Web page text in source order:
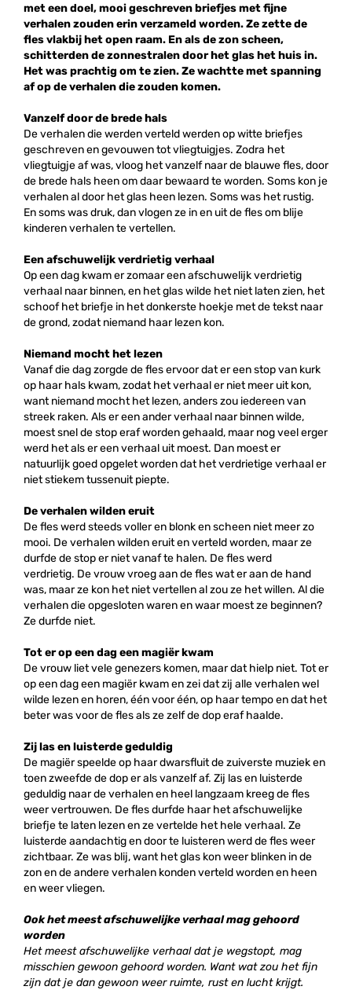
met een doel, mooi geschreven briefjes met fijne
verhalen zouden erin verzameld worden. Ze zette de
fles vlakbij het open raam. En als de zon scheen,
schitterden de zonnestralen door het glas het huis in.
Het was prachtig om te zien. Ze wachtte met spanning
af op de verhalen die zouden komen.
Vanzelf door de brede hals
De verhalen die werden verteld werden op witte briefjes
geschreven en gevouwen tot vliegtuigjes. Zodra het
vliegtuigje af was, vloog het vanzelf naar de blauwe fles, door
de brede hals heen om daar bewaard te worden. Soms kon je
verhalen al door het glas heen lezen. Soms was het rustig.
En soms was druk, dan vlogen ze in en uit de fles om blije
kinderen verhalen te vertellen.
Een afschuwelijk verdrietig verhaal
Op een dag kwam er zomaar een afschuwelijk verdrietig
verhaal naar binnen, en het glas wilde het niet laten zien, het
schoof het briefje in het donkerste hoekje met de tekst naar
de grond, zodat niemand haar lezen kon.
Niemand mocht het lezen
Vanaf die dag zorgde de fles ervoor dat er een stop van kurk
op haar hals kwam, zodat het verhaal er niet meer uit kon,
want niemand mocht het lezen, anders zou iedereen van
streek raken. Als er een ander verhaal naar binnen wilde,
moest snel de stop eraf worden gehaald, maar nog veel erger
werd het als er een verhaal uit moest. Dan moest er
natuurlijk goed opgelet worden dat het verdrietige verhaal er
niet stiekem tussenuit piepte.
De verhalen wilden eruit
De fles werd steeds voller en blonk en scheen niet meer zo
mooi. De verhalen wilden eruit en verteld worden, maar ze
durfde de stop er niet vanaf te halen. De fles werd
verdrietig. De vrouw vroeg aan de fles wat er aan de hand
was, maar ze kon het niet vertellen al zou ze het willen. Al die
verhalen die opgesloten waren en waar moest ze beginnen?
Ze durfde niet.
Tot er op een dag een magiër kwam
De vrouw liet vele genezers komen, maar dat hielp niet. Tot er
op een dag een magiër kwam en zei dat zij alle verhalen wel
wilde lezen en horen, één voor één, op haar tempo en dat het
beter was voor de fles als ze zelf de dop eraf haalde.
Zij las en luisterde geduldig
De magiër speelde op haar dwarsfluit de zuiverste muziek en
toen zweefde de dop er als vanzelf af. Zij las en luisterde
geduldig naar de verhalen en heel langzaam kreeg de fles
weer vertrouwen. De fles durfde haar het afschuwelijke
briefje te laten lezen en ze vertelde het hele verhaal. Ze
luisterde aandachtig en door te luisteren werd de fles weer
zichtbaar. Ze was blij, want het glas kon weer blinken in de
zon en de andere verhalen konden verteld worden en heen
en weer vliegen.
Ook het meest afschuwelijke verhaal mag gehoord
worden
Het meest afschuwelijke verhaal dat je wegstopt, mag
misschien gewoon gehoord worden. Want wat zou het fijn
zijn dat je dan gewoon weer ruimte, rust en lucht krijgt.